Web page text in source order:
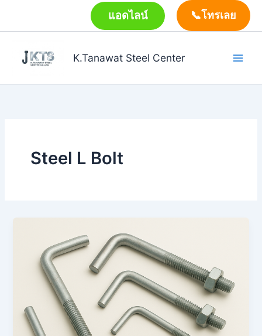
content
แอดไลน์ 📞โทรเลย
K.Tanawat Steel Center
Steel L Bolt